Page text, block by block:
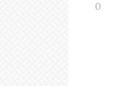
0